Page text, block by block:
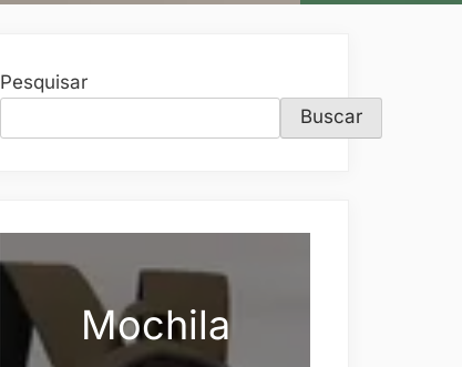
Pesquisar
Buscar
Mochila